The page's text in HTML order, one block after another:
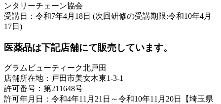
ンタリーチェーン協会
受講日：令和7年4月18日 (次回研修の受講期限:令和10年4月
17日)
医薬品は下記店舗にて販売しています。
グラムビューティーク北戸田
店舗所在地：戸田市美女木東1-3-1
許可番号：第211648号
許可年月日：令和4年11月21日～令和10年11月20日【埼玉県